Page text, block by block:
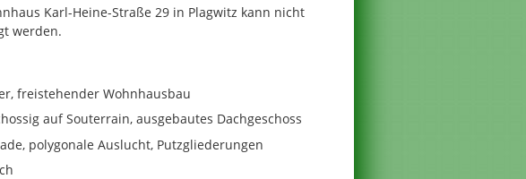
Karl-Heine-Straße 29 in Plagwitz kann nicht
werden.
freistehender Wohnhausbau
auf Souterrain, ausgebautes Dachgeschoss
polygonale Auslucht, Putzgliederungen